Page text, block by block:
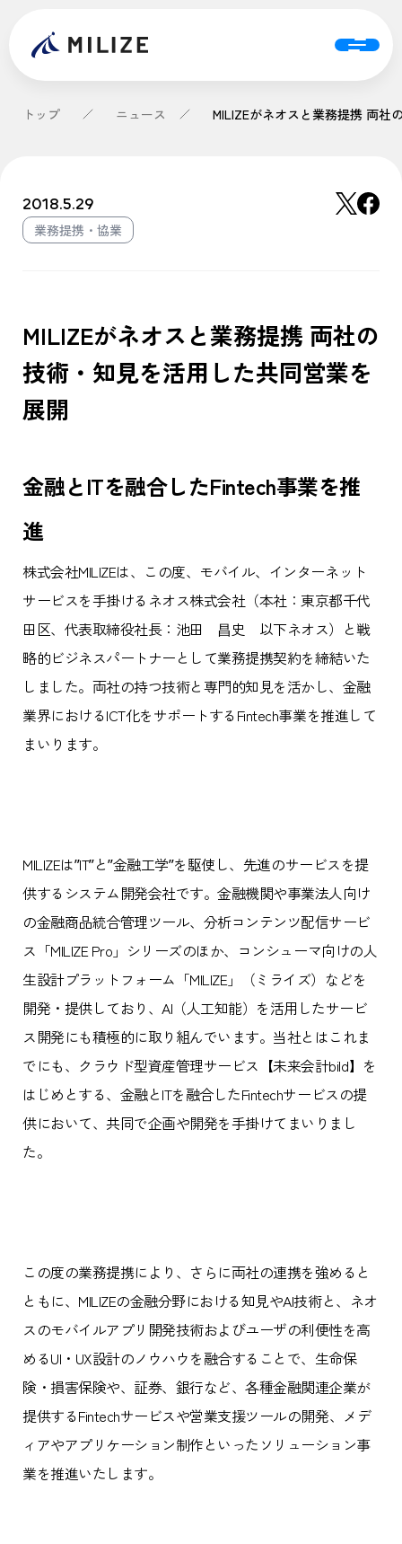
トップ ニュース
2018.5.29
業務提携・協業
MILIZEがネオスと業務提携 両社の
技術・知見を活用した共同営業を
展開
金融とITを融合したFintech事業を推
進
株式会社MILIZEは、この度、モバイル、インターネット
サービスを手掛けるネオス株式会社（本社：東京都千代
田区、代表取締役社長：池田 昌史 以下ネオス）と戦
略的ビジネスパートナーとして業務提携契約を締結いた
しました。両社の持つ技術と専門的知見を活かし、金融
業界におけるICT化をサポートするFintech事業を推進して
まいります。
MILIZEは”IT”と”金融工学”を駆使し、先進のサービスを提
供するシステム開発会社です。金融機関や事業法人向け
の金融商品統合管理ツール、分析コンテンツ配信サービ
ス「MILIZE Pro」シリーズのほか、コンシューマ向けの人
生設計プラットフォーム「MILIZE」（ミライズ）などを
開発・提供しており、AI（人工知能）を活用したサービ
ス開発にも積極的に取り組んでいます。当社とはこれま
でにも、クラウド型資産管理サービス【未来会計bild】を
はじめとする、金融とITを融合したFintechサービスの提
供において、共同で企画や開発を手掛けてまいりまし
た。
この度の業務提携により、さらに両社の連携を強めると
ともに、MILIZEの金融分野における知見やAI技術と、ネオ
スのモバイルアプリ開発技術およびユーザの利便性を高
めるUI・UX設計のノウハウを融合することで、生命保
険・損害保険や、証券、銀行など、各種金融関連企業が
提供するFintechサービスや営業支援ツールの開発、メデ
ィアやアプリケーション制作といったソリューション事
業を推進いたします。